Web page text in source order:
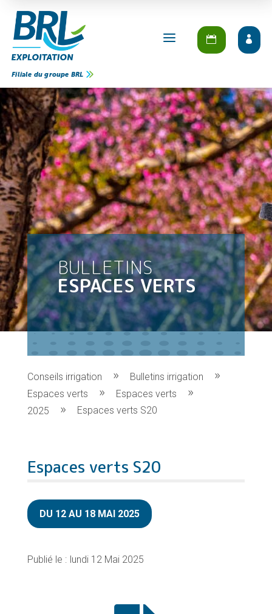
a
Filiale du groupe BRL
BULLETINS
ESPACES VERTS
Conseils irrigation
Bulletins irrigation
Espaces verts
Espaces verts
2025
Espaces verts S20
Espaces verts S20
DU 12 AU 18 MAI 2025
lundi 12 Mai 2025